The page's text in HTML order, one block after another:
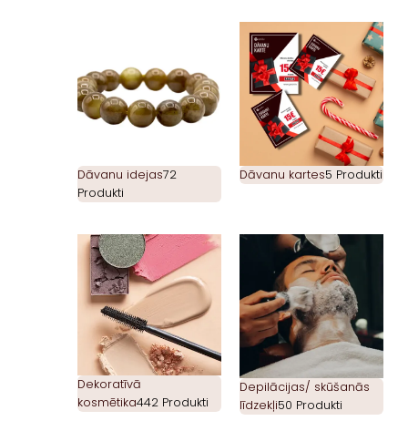
Dāvanu idejas72
Produkti
Dāvanu kartes5 Produkti
Dekoratīvā
kosmētika442 Produkti
Depilācijas/ skūšanās
līdzekļi50 Produkti